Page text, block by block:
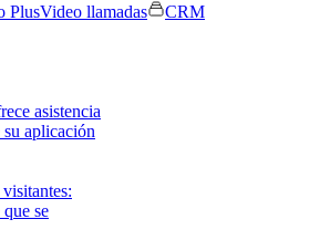
PlusVideo llamadas
CRM
asistencia
su aplicación
que se